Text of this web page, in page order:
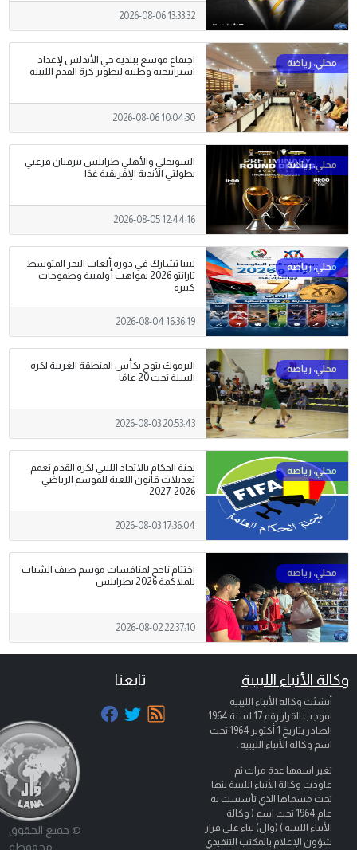
2026-08-06 13:33:32
اجتماع موسع ببلدية حي الأندلس لإعداد
استراتيجية وطنية لتطوير كرة القدم الليبية
2026-08-06 10:04:30
السويحلي والأهلي طرابلس يترقبان قرعتي
بطولتي الأندية الإفريقية غدًا
2026-08-05 12:44:16
ليبيا تشارك في دورة ألعاب البحر المتوسط
تارانتو 2026 بمواهب أولمبية وطموحات
كبيرة
2026-08-04 16:36:19
اليرموك يتوج بكأس المنطقة الغربية لكرة
السلة تحت 20 عامًا
2026-08-03 20:53:43
لجنة الحكام بالاتحاد الليبي لكرة القدم تعمم
تعديلات قانون اللعبة للموسم الرياضي
2026-2027
2026-08-03 17:36:04
اختتام ناجح لمنافسات موسم صيف الشباب
للملاكمة 2026 بطرابلس
2026-08-02 22:37:10
وكالة الأنباء الليبية
أنشئت وكالة الأنباء الليبية
بموجب القرار رقم 17 لسنة 1964
الصادر بتاريخ 1 أكتوبر 1964
تحت
اسم وكالة الأنباء الليبية .
تغير اسمها عدة مرات ثم
عاودت وكالة الأنباء الليبية بثها
تحت مسماها الذي تأسست به
عام 1964 تحت اسم ( وكالة
الأنباء الليبية ) (وال) بناء على قرار
شؤون الإعلام بالمكتب التنفيذي
تابعنا
© جميع الحقوق
محفوظة